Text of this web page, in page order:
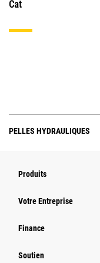
Cat
PELLES HYDRAULIQUES
Produits
Votre Entreprise
Finance
Soutien